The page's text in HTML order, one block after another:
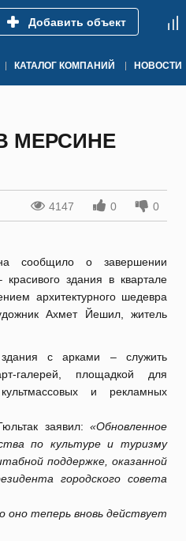
Добавить объект
КАТАЛОГ КОМПАНИЙ НОВОСТИ
МЕРСИНЕ
4147 0 0
сообщило о завершении
здания в квартале
архитектурного шедевра
Ахмет Йешил, житель
здания с арками – служить
галерей, площадкой для
и рекламных
заявил: «Обновленное
по культуре и туризму
поддержке, оказанной
городского совета
оно теперь вновь действует